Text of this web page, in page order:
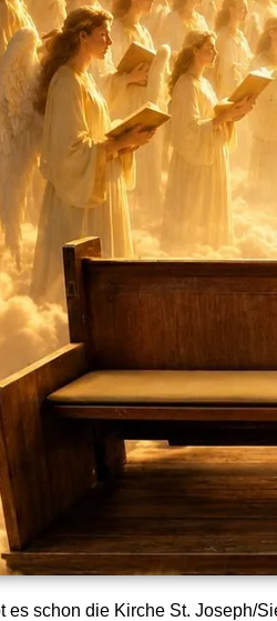
es schon die Kirche St. Joseph/